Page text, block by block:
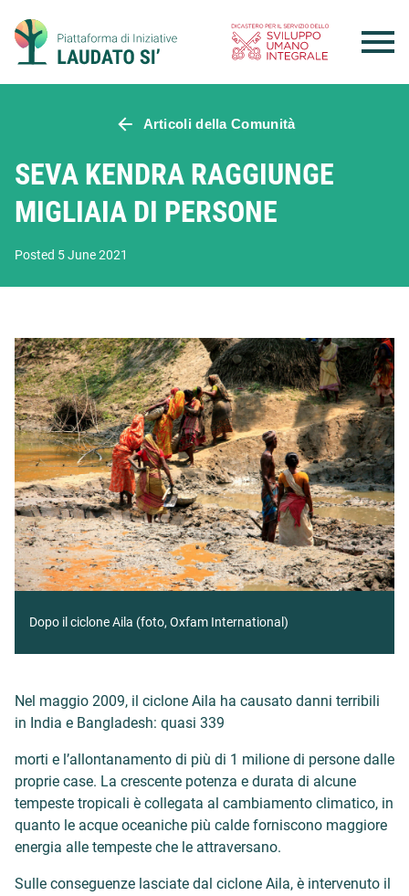
content
Articoli della Comunità
SEVA KENDRA RAGGIUNGE
MIGLIAIA DI PERSONE
Posted 5 June 2021
Dopo il ciclone Aila (foto, Oxfam International)
Nel maggio 2009, il ciclone Aila ha causato danni terribili
in India e Bangladesh: quasi 339
morti e l’allontanamento di più di 1 milione di persone dalle
proprie case. La crescente potenza e durata di alcune
tempeste tropicali è collegata al cambiamento climatico, in
quanto le acque oceaniche più calde forniscono maggiore
energia alle tempeste che le attraversano.
Sulle conseguenze lasciate dal ciclone Aila, è intervenuto il